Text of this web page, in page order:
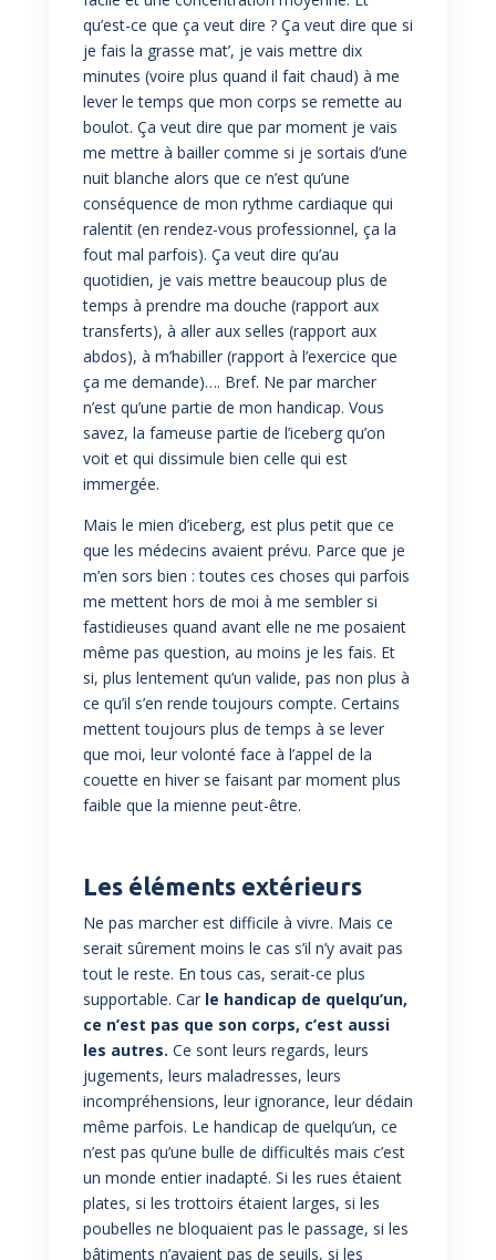
qu’est-ce que ça veut dire ? Ça veut dire que si
je fais la grasse mat’, je vais mettre dix
minutes (voire plus quand il fait chaud) à me
lever le temps que mon corps se remette au
boulot. Ça veut dire que par moment je vais
me mettre à bailler comme si je sortais d’une
nuit blanche alors que ce n’est qu’une
conséquence de mon rythme cardiaque qui
ralentit (en rendez-vous professionnel, ça la
fout mal parfois). Ça veut dire qu’au
quotidien, je vais mettre beaucoup plus de
temps à prendre ma douche (rapport aux
transferts), à aller aux selles (rapport aux
abdos), à m’habiller (rapport à l’exercice que
ça me demande)…. Bref. Ne par marcher
n’est qu’une partie de mon handicap. Vous
savez, la fameuse partie de l’iceberg qu’on
voit et qui dissimule bien celle qui est
immergée.
Mais le mien d’iceberg, est plus petit que ce
que les médecins avaient prévu. Parce que je
m’en sors bien : toutes ces choses qui parfois
me mettent hors de moi à me sembler si
fastidieuses quand avant elle ne me posaient
même pas question, au moins je les fais. Et
si, plus lentement qu’un valide, pas non plus à
ce qu’il s’en rende toujours compte. Certains
mettent toujours plus de temps à se lever
que moi, leur volonté face à l’appel de la
couette en hiver se faisant par moment plus
faible que la mienne peut-être.
Les éléments extérieurs
Ne pas marcher est difficile à vivre. Mais ce
serait sûrement moins le cas s’il n’y avait pas
tout le reste. En tous cas, serait-ce plus
supportable. Car le handicap de quelqu’un,
ce n’est pas que son corps, c’est aussi
les autres. Ce sont leurs regards, leurs
jugements, leurs maladresses, leurs
incompréhensions, leur ignorance, leur dédain
même parfois. Le handicap de quelqu’un, ce
n’est pas qu’une bulle de difficultés mais c’est
un monde entier inadapté. Si les rues étaient
plates, si les trottoirs étaient larges, si les
poubelles ne bloquaient pas le passage, si les
bâtiments n’avaient pas de seuils, si les